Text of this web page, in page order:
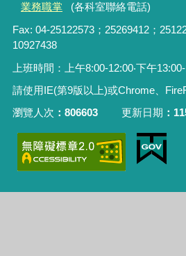
業務職掌
(各科室聯絡電話)
Fax: 04-25122573；25269412；
10927438
上班時間：上午8:00-12:00‧下午
請使用IE(第9版以上)或Chrome、
瀏覽人次
806603 更新日期